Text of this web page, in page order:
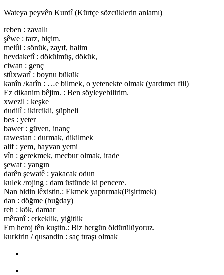
Wateya peyvên Kurdî (Kürtçe sözcüklerin anlamı)
reben : zavallı
şêwe : tarz, biçim.
melûl : sönük, zayıf, halim
hevdaketî : dökülmüş, dökük,
ciwan : genç
stûxwarî : boynu bükük
kanîn /karîn : …e bilmek, o yetenekte olmak (yardımcı fiil)
Ez dikanim bêjim. : Ben söyleyebilirim.
xwezil : keşke
dudilî : ikircikli, şüpheli
bes : yeter
bawer : güven, inanç
rawestan : durmak, dikilmek
alif : yem, hayvan yemi
vîn : gerekmek, mecbur olmak, irade
şewat : yangın
darên şewatê : yakacak odun
kulek /rojing : dam üstünde ki pencere.
Nan bidin lêxistin.: Ekmek yaptırmak(Pişirtmek)
dan : döğme (buğday)
reh : kök, damar
mêranî : erkeklik, yiğitlik
Em heroj tên kuştin.: Biz hergün öldürülüyoruz.
kurkirin / qusandin : saç tıraşı olmak